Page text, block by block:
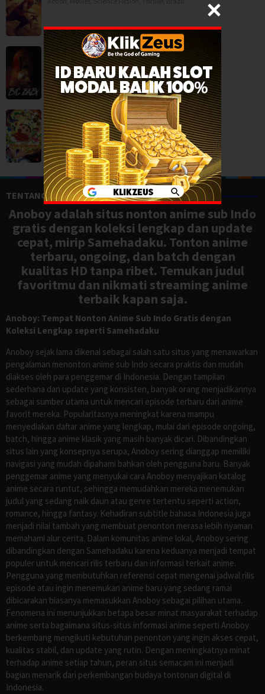
Big Baby (2025)
Horror,Movies,USA
Crayon Shin-chan the Movie: Super Hot! T…
Adventure,Animation,Comedy,Japan
TENTANG ANOBOY
Anoboy adalah situs nonton anime sub Indo
gratis dengan koleksi lengkap dan update
cepat, mirip Samehadaku. Tonton anime
terbaru, ongoing, dan batch dengan
kualitas HD tanpa ribet. Temukan judul
favoritmu dan nikmati streaming anime
terbaik kapan saja.
Anoboy: Tempat Nonton Anime Sub Indo Gratis dengan
Koleksi Lengkap seperti Samehadaku
Anoboy sejak lama dikenal sebagai salah satu situs yang menawarkan
pengalaman menonton anime sub Indo secara praktis dan mudah
diakses oleh para penggemar di Indonesia. Dengan tampilan
sederhana dan update yang konsisten, banyak orang menjadikannya
sebagai sumber utama untuk mencari episode terbaru dari anime
favorit mereka. Popularitasnya meningkat karena mampu
menyediakan daftar anime yang lengkap, mulai dari episode ongoing,
batch, hingga anime klasik yang masih banyak dicari. Dibandingkan
situs lain yang konsepnya serupa, Anoboy sering dianggap memiliki
navigasi yang mudah dipahami bahkan oleh pengguna baru. Banyak
penggemar anime yang menyukai cara Anoboy menyajikan katalog
anime secara runtut, sehingga memudahkan mereka menemukan
judul yang sedang naik daun atau genre tertentu seperti action,
romance, hingga fantasy. Kehadiran subtitle bahasa Indonesia juga
menjadi nilai tambah yang membuat penonton merasa lebih nyaman
memahami alur cerita. Dalam komunitas anime lokal, Anoboy sering
dibandingkan dengan Samehadaku karena keduanya menjadi tempat
populer untuk mencari rilis terbaru dan informasi terkait anime.
Pengguna yang membutuhkan referensi cepat mengenai jadwal rilis
episode atau ingin menemukan anime baru yang sedang ramai
dibicarakan biasanya memasukkan Anoboy sebagai pilihan utama.
Fenomena ini menunjukkan betapa besar minat masyarakat terhadap
anime serta bagaimana situs-situs informasi anime seperti Anoboy
berkembang mengikuti kebutuhan penonton yang ingin akses cepat,
kualitas stabil, dan update yang rutin. Dengan meningkatnya minat
terhadap anime setiap tahun, peran situs semacam ini menjadi
bagian menarik dari perkembangan budaya tontonan digital di
Indonesia.